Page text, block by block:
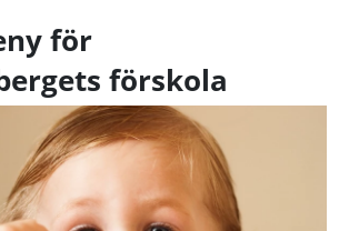
för
förskola